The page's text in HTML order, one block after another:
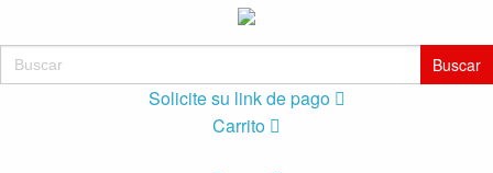
Buscar:
Solicite su link de pago
Carrito